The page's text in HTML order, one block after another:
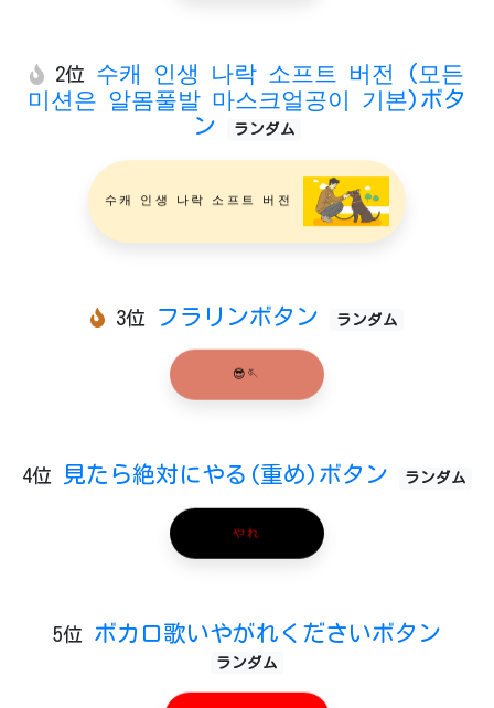
2位
수캐 인생 나락 소프트 버전 (모든
미션은 알몸풀발 마스크얼공이 기본)ボタ
ン
ランダム
수캐 인생 나락 소프트 버전
3位 フラリンボタン ランダム
😎🪡
4位 見たら絶対にやる(重め)ボタン ランダム
やれ
5位 ボカロ歌いやがれくださいボタン
ランダム